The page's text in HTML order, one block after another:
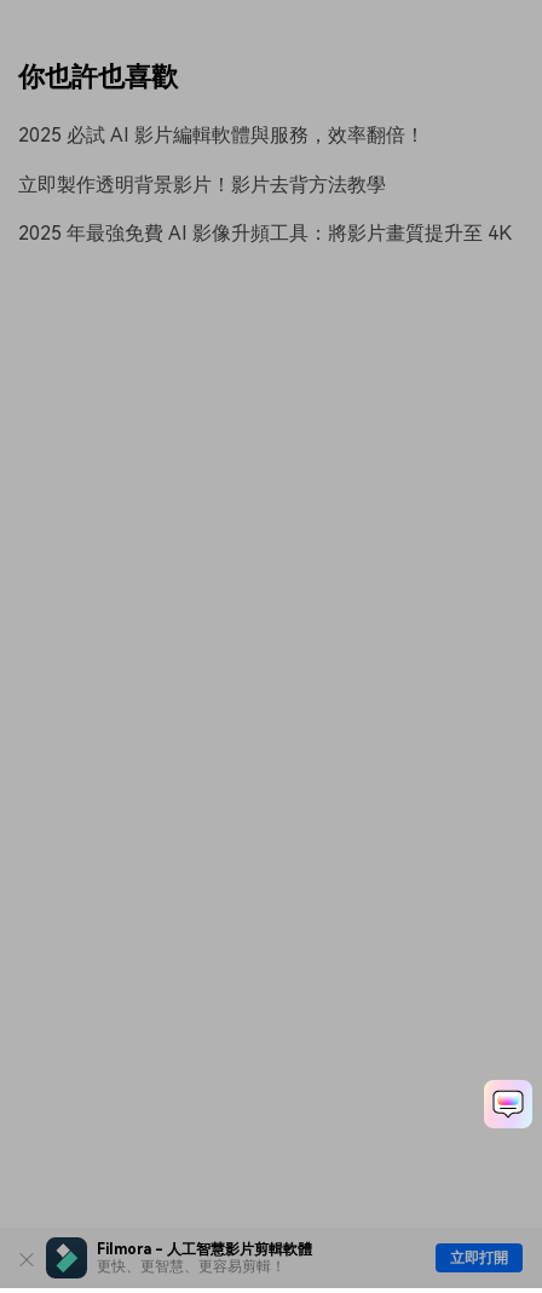
Filmora - 人工智慧影片剪輯軟體
更快、更智慧、更容易剪輯！
立即打開
你也許也喜歡
2025 必試 AI 影片編輯軟體與服務，效率翻倍！
立即製作透明背景影片！影片去背方法教學
2025 年最強免費 AI 影像升頻工具：將影片畫質提升至 4K